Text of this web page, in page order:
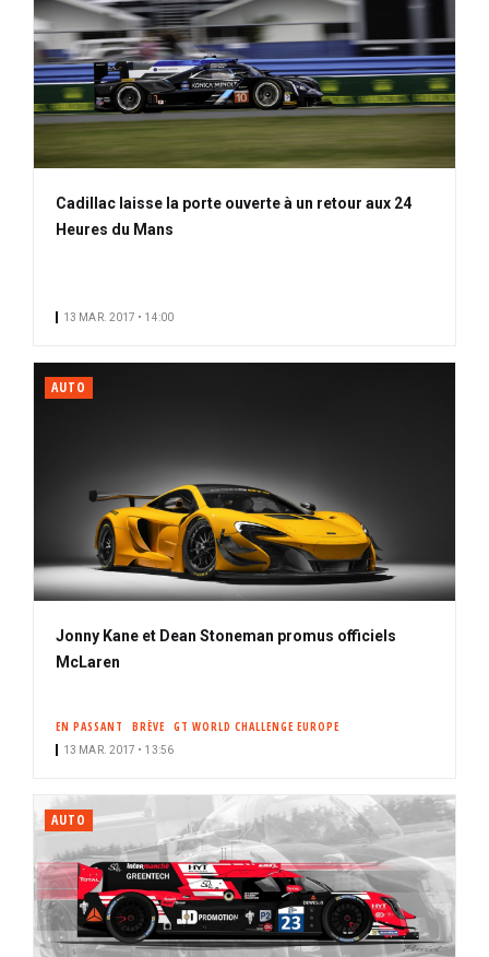
Cadillac laisse la porte ouverte à un retour aux 24
Heures du Mans
13 MAR. 2017 • 14:00
AUTO
Jonny Kane et Dean Stoneman promus officiels
McLaren
EN PASSANT BRÈVE GT WORLD CHALLENGE EUROPE
13 MAR. 2017 • 13:56
AUTO